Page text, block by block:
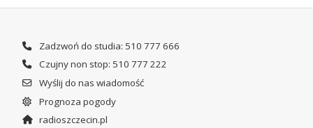
Zadzwoń do studia: 510 777 666
Czujny non stop: 510 777 222
Wyślij do nas wiadomość
Prognoza pogody
radioszczecin.pl